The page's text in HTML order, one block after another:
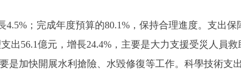
；完成年度預算的80.1%，保持合理進度。支出保
出56.1億元，增長24.4%，主要是大力支援受災人員
是加快開展水利搶險、水毀修復等工作。科學技術支